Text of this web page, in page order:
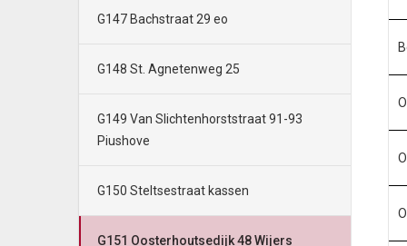
G147 Bachstraat 29 eo
G148 St. Agnetenweg 25
G149 Van Slichtenhorststraat 91-93
Piushove
G150 Steltsestraat kassen
G151 Oosterhoutsedijk 48 Wijers